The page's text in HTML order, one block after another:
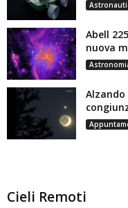
Abell
nuova
Alzando
Cieli Remoti